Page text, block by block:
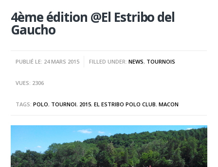
4ème édition @El Estribo del
Gaucho
PUBLIÉ LE: 24 MARS 2015 FILLED UNDER:NEWS, TOURNOIS
VUES: 2306
TAGS:POLO, TOURNOI, 2015,EL ESTRIBO POLO CLUB,MACON